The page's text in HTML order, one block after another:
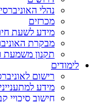
נהלי
מכרזים
מידע לשעת
מבקרת
תקנון משמעת
לימודים
רישום
מידע
חישוב סיכויי